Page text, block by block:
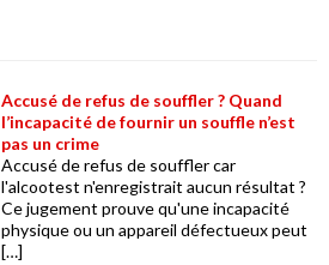
Accusé de refus de souffler ? Quand
l’incapacité de fournir un souffle n’est
pas un crime
Accusé de refus de souffler car
l'alcootest n'enregistrait aucun résultat ?
Ce jugement prouve qu'une incapacité
physique ou un appareil défectueux peut
[…]